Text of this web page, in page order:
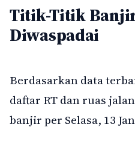
Titik-Titik
Diwaspadai
Berdasarkan data
daftar RT dan ruas
banjir per Selasa, 13